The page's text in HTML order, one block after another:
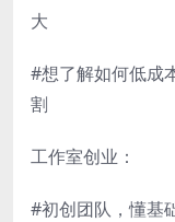
大
#想了解如何低成
割
工作室创业：
#初创团队，懂基